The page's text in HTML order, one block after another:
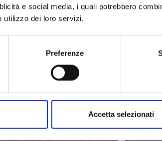
e social media, i quali potrebbero
utilizzo dei loro servizi.
Preferenze
Accetta selezionati
Cartella stampa -
spiagge
SCARICA